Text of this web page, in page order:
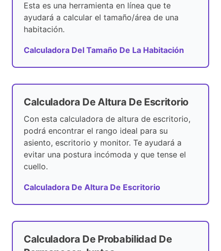
Esta es una herramienta en línea que te
ayudará a calcular el tamaño/área de una
habitación.
Calculadora Del Tamaño De La Habitación
Calculadora De Altura De Escritorio
Con esta calculadora de altura de escritorio,
podrá encontrar el rango ideal para su
asiento, escritorio y monitor. Te ayudará a
evitar una postura incómoda y que tense el
cuello.
Calculadora De Altura De Escritorio
Calculadora De Probabilidad De